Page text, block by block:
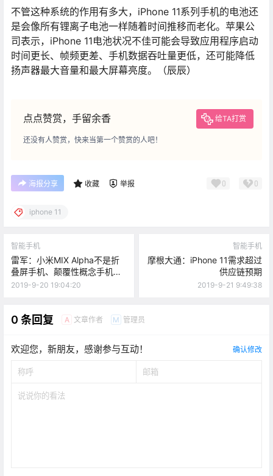
不管这种系统的作用有多大，iPhone 11系列手机的电池还
是会像所有锂离子电池一样随着时间推移而老化。苹果公
司表示，iPhone 11电池状况不佳可能会导致应用程序启动
时间更长、帧频更差、手机数据吞吐量更低，还可能降低
扬声器最大音量和最大屏幕亮度。（辰辰）
点点赞赏，手留余香 给TA打赏
还没有人赞赏，快来当第一个赞赏的人吧！
海报分享 收藏 举报 0 0
iphone 11
智能手机
雷军：小米MIX Alpha不是折
叠屏手机、颠覆性概念手机很
震撼
2019-9-20 19:04:20
智能手机
摩根大通：iPhone 11需求超过
供应链预期
2019-9-21 9:49:38
0 条回复 A 文章作者 M 管理员
欢迎您，新朋友，感谢参与互动！ 确认修改